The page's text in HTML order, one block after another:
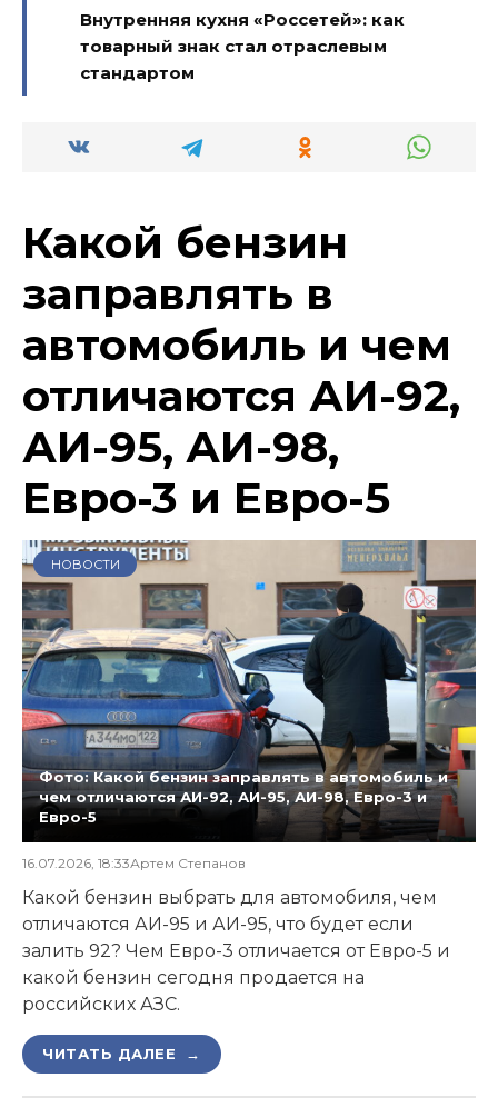
Внутренняя кухня «Россетей»: как
товарный знак стал отраслевым
стандартом
Какой бензин
заправлять в
автомобиль и чем
отличаются АИ-92,
АИ-95, АИ-98,
Евро-3 и Евро-5
НОВОСТИ
Фото: Какой бензин заправлять в автомобиль и
чем отличаются АИ-92, АИ-95, АИ-98, Евро-3 и
Евро-5
16.07.2026, 18:33Артем Степанов
Какой бензин выбрать для автомобиля, чем
отличаются АИ-95 и АИ-95, что будет если
залить 92? Чем Евро-3 отличается от Евро-5 и
какой бензин сегодня продается на
российских АЗС.
ЧИТАТЬ ДАЛЕЕ →